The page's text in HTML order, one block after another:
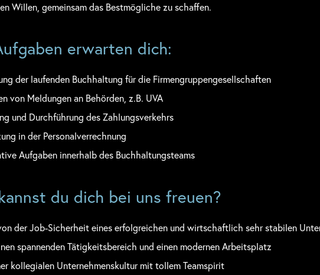
Willen, gemeinsam das Bestmögliche zu schaffen.
erwarten dich:
der laufenden Buchhaltung für die Firmengruppengesellschaften
von Meldungen an Behörden, z.B. UVA
und Durchführung des Zahlungsverkehrs
in der Personalverrechnung
Aufgaben innerhalb des Buchhaltungsteams
du dich bei uns freuen?
der Job-Sicherheit eines erfolgreichen und wirtschaftlich sehr stabilen
spannenden Tätigkeitsbereich und einen modernen Arbeitsplatz
kollegialen Unternehmenskultur mit tollem Teamspirit